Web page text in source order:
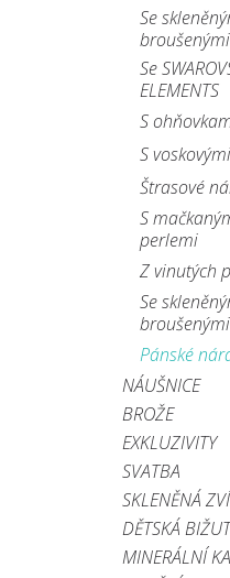
Se
Se
ELEMENTS
S
S
Štrasové
S
perlemi
Z vinutých
Se
Pánské
NÁUŠNICE
BROŽE
EXKLUZIVITY
SVATBA
SKLENĚNÁ
DĚTSKÁ
MINERÁLNÍ